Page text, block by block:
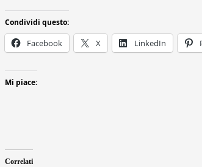
Condividi questo:
Facebook X LinkedIn
Mi piace:
Correlati